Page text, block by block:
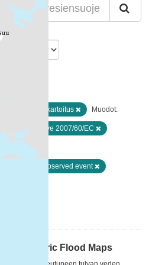
ja kaukokartoitus Muodot:
Directive 2007/60/EC
- observed event
/ Historic Flood Maps